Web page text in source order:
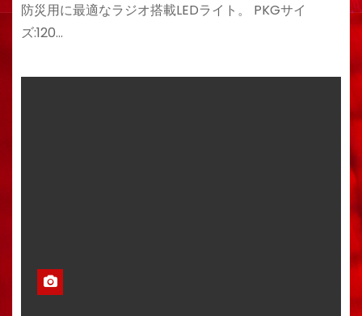
防災用に最適なラジオ搭載LEDライト。 PKGサイ
ズ:120…